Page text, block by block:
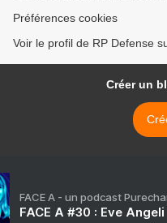
Préférences cookies
Voir le profil de RP Defense
Créer un
FACE A - un podcast
FACE A #30 : Eve